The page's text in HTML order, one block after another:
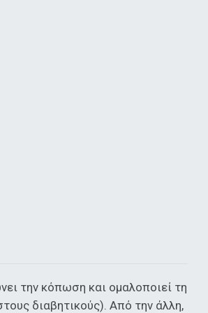
την κόπωση και ομαλοποιεί τη
διαβητικούς). Από την άλλη,